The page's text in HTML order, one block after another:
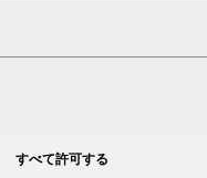
すべて許可する